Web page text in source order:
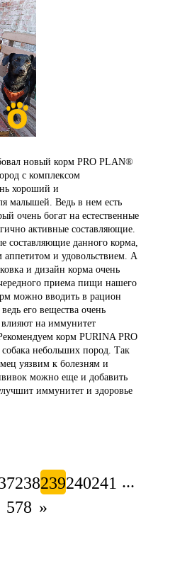
новый корм PRO PLAN®
с комплексом
хороший и
малышей. Ведь в нем есть
очень богат на естественные
активные составляющие.
составляющие данного корма,
аппетитом и удовольствием. А
и дизайн корма очень
приема пищи нашего
можно вводить в рацион
его вещества очень
на иммунитет
корм PURINA PRO
небольших пород. Так
уязвим к болезням и
можно еще и добавить
иммунитет и здоровье
238239240241 ...
578 »